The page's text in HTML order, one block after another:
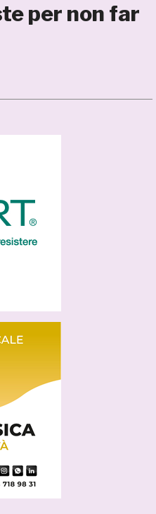
per non far